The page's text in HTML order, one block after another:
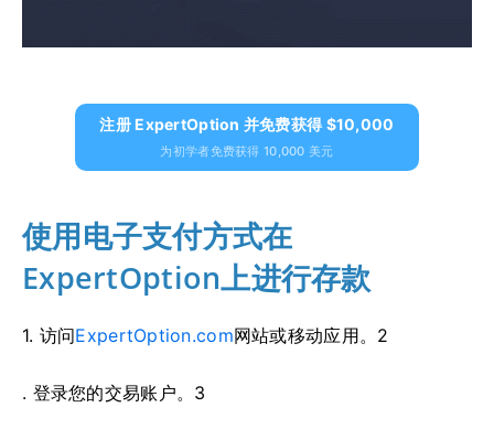
注册 ExpertOption 并免费获得 $10,000
为初学者免费获得 10,000 美元
使用电子支付方式在
ExpertOption上进行存款
1. 访问ExpertOption.com网站或移动应用。2
. 登录您的交易账户。3